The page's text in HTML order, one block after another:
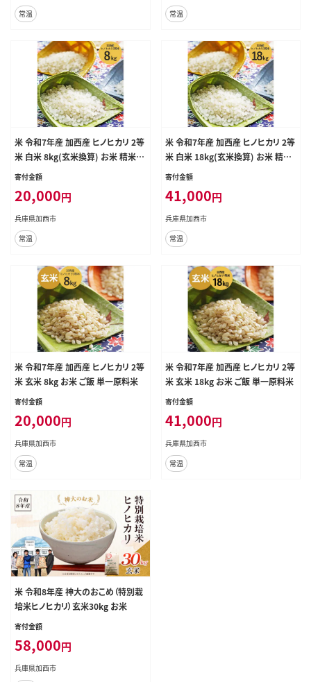
常温
常温
米 令和7年産 加西産 ヒノヒカリ 2等
米 白米 8kg(玄米換算) お米 精米 ご
飯 白飯 単一原料米
寄付金額
20,000円
兵庫県加西市
常温
米 令和7年産 加西産 ヒノヒカリ 2等
米 白米 18kg(玄米換算) お米 精米
ご飯 白飯 単一原料米
寄付金額
41,000円
兵庫県加西市
常温
米 令和7年産 加西産 ヒノヒカリ 2等
米 玄米 8kg お米 ご飯 単一原料米
寄付金額
20,000円
兵庫県加西市
常温
米 令和7年産 加西産 ヒノヒカリ 2等
米 玄米 18kg お米 ご飯 単一原料米
寄付金額
41,000円
兵庫県加西市
常温
米 令和8年産 神大のおこめ（特別栽
培米ヒノヒカリ）玄米30kg お米
寄付金額
58,000円
兵庫県加西市